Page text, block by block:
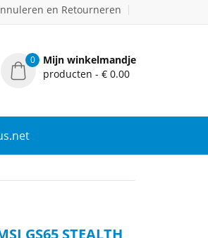
en Retourneren
0
Mijn winkelmandje
producten - € 0.00
GS65 STEALTH